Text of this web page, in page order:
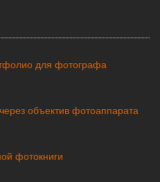
для фотографа
объектив фотоаппарата
фотокниги